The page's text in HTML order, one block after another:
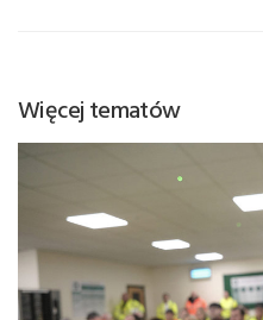
Więcej tematów